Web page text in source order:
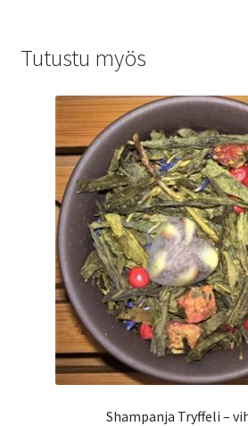
Tutustu myös
Shampanja Tryffeli –